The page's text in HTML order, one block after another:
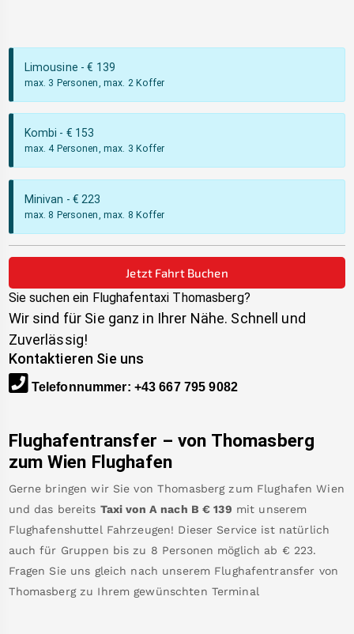
Limousine - € 139
max. 3 Personen, max. 2 Koffer
Kombi - € 153
max. 4 Personen, max. 3 Koffer
Minivan - € 223
max. 8 Personen, max. 8 Koffer
Jetzt Fahrt Buchen
Sie suchen ein Flughafentaxi Thomasberg?
Wir sind für Sie ganz in Ihrer Nähe. Schnell und
Zuverlässig!
Kontaktieren Sie uns
Telefonnummer: +43 667 795 9082
Flughafentransfer – von Thomasberg
zum Wien Flughafen
Gerne bringen wir Sie von Thomasberg zum Flughafen Wien
und das bereits Taxi von A nach B €139 mit unserem
Flughafenshuttel Fahrzeugen! Dieser Service ist natürlich
auch für Gruppen bis zu 8 Personen möglich ab € 223.
Fragen Sie uns gleich nach unserem Flughafentransfer von
Thomasberg zu Ihrem gewünschten Terminal